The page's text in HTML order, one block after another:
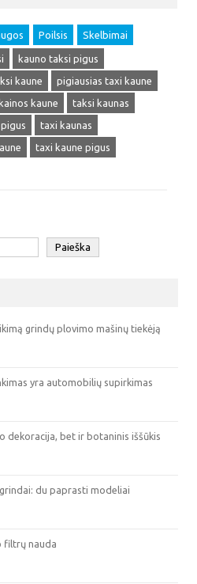
Poilsis Skelbimai
kauno taksi pigus
kaune
pigiausias taxi kaune
kaune
taksi kaunas
taxi kaunas
taxi kaune pigus
Paieška
grindų plovimo mašinų tiekėją
yra automobilių supirkimas
dekoracija, bet ir botaninis iššūkis
du paprasti modeliai
filtrų nauda